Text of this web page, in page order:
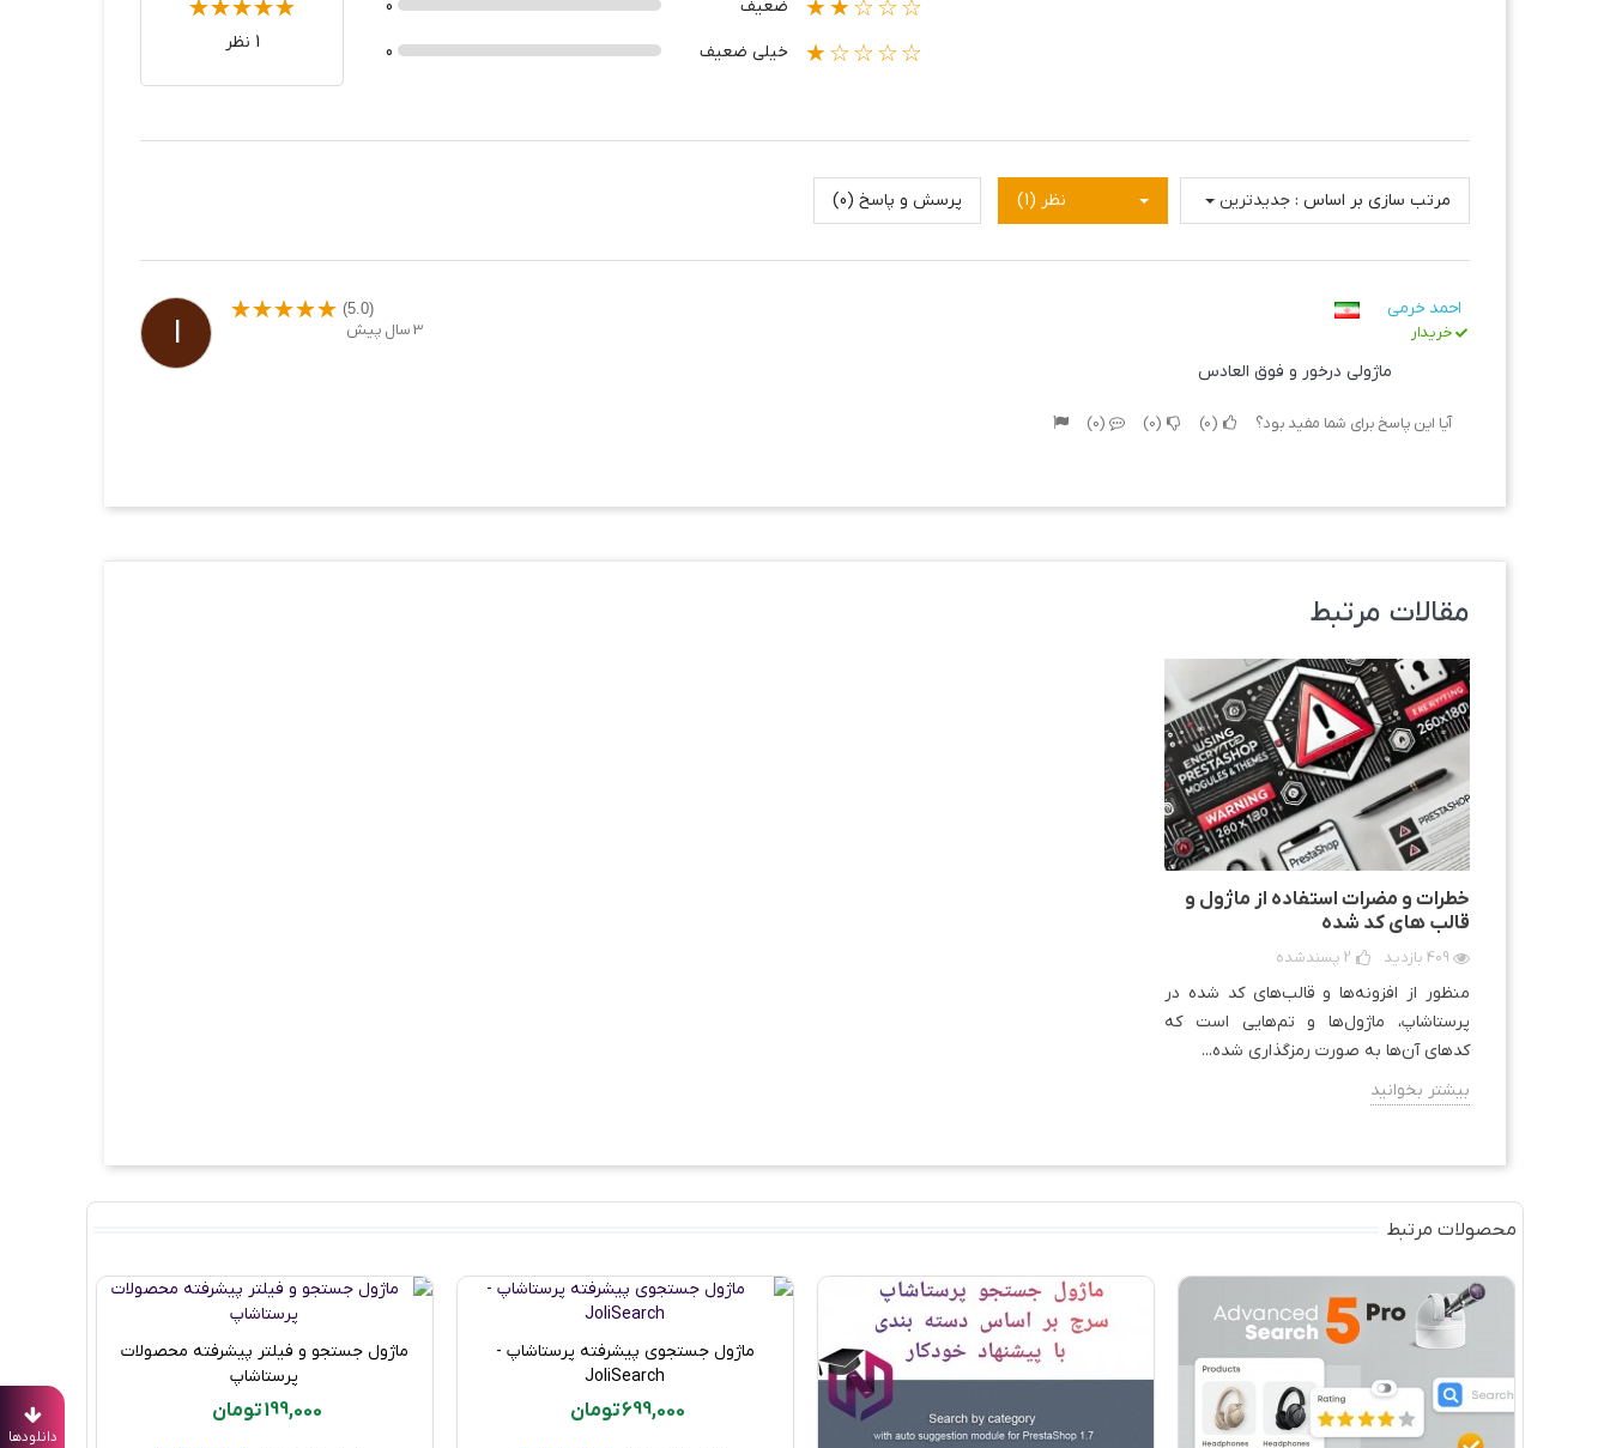
باکس جستجو در موقعیت مورد انتظار در وب سایت شما قرار می گیرد تا به سرعت توجه مشتریان را جلب کند و قابل تنظیم است. می توانید رنگ
کادر جستجو و تعداد نتایج جستجوی نمایش داده شده را متناسب با موضوع فعلی خود انتخاب کنید.
دموی ماژول
نسخه 2.2.2 :
1 نظر
★★☆☆☆ ضعیف 0
★☆☆☆☆ خیلی ضعیف 0
نظر (1) پرسش و پاسخ (0) مرتب سازی بر اساس : جدیدترین
ا
احمد خرمی
خریدار
(5.0)
3 سال پیش
ماژولی درخور و فوق العادس
آیا این پاسخ برای شما مفید بود؟ 0
0
0
مقالات مرتبط
خطرات و مضرات استفاده از ماژول و
قالب های کد شده
409 بازدید 2 پسندشده
منظور از افزونه‌ها و قالب‌های کد شده در
پرستاشاپ، ماژول‌ها و تم‌هایی است که
کدهای آن‌ها به صورت رمزگذاری شده...
بیشتر بخوانید
محصولات مرتبط
خرید محصول
ماژول جستجوی پیشرفته پرستاشاپ -
JoliSearch
699,000 تومان
خرید محصول
ماژول جستجو و فیلتر پیشرفته محصولات
پرستاشاپ
199,000 تومان
دانلودها